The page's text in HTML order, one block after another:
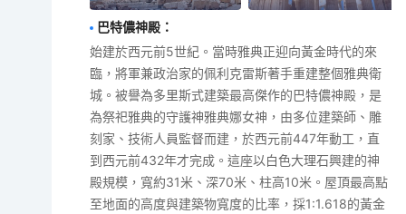
巴特儂神殿 ：
始建於西元前5世紀。當時雅典正迎向黃金時代的來
臨，將軍兼政治家的佩利克雷斯著手重建整個雅典衛
城。被譽為多里斯式建築最高傑作的巴特儂神殿，是
為祭祀雅典的守護神雅典娜女神，由多位建築師、雕
刻家、技術人員監督而建，於西元前447年動工，直
到西元前432年才完成。這座以白色大理石興建的神
殿規模，寬約31米、深70米、柱高10米。屋頂最高點
至地面的高度與建築物寬度的比率，採1:1.618的黃金